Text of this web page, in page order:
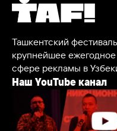
Ташкентский
крупнейшее
сфере рекламы в
Наш YouTube канал